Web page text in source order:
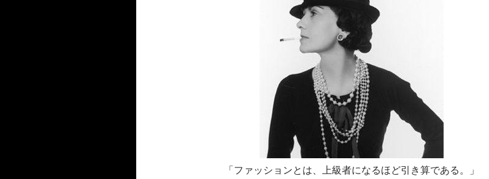
「ファッションとは、上級者になるほど引き算である。」